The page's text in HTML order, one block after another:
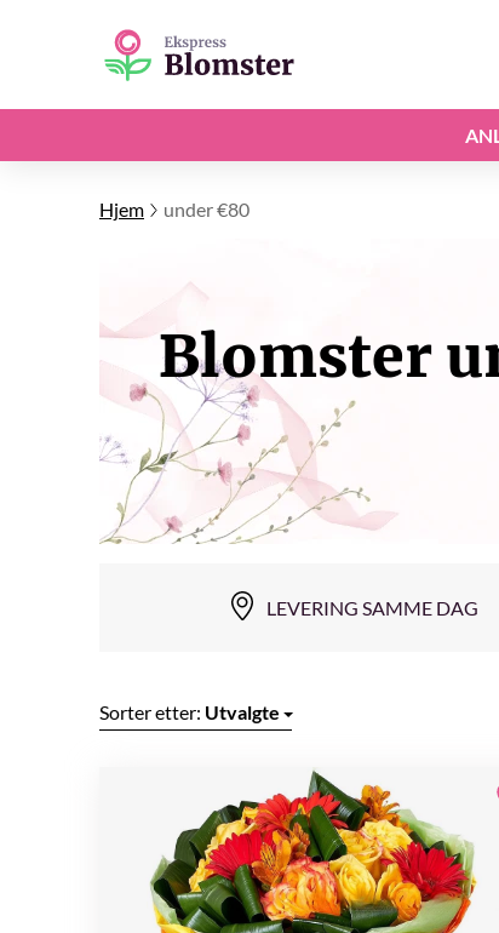
Hjem under €80
Blomster
LEVERING SAMME DAG
Sorter etter: Utvalgte